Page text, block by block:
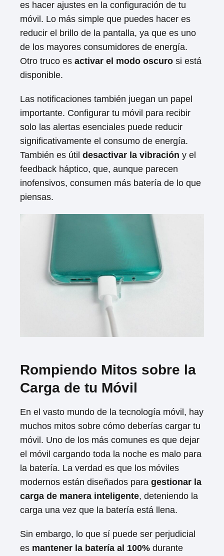
es hacer ajustes en la configuración de tu
móvil. Lo más simple que puedes hacer es
reducir el brillo de la pantalla, ya que es uno
de los mayores consumidores de energía.
Otro truco es activar el modo oscuro si está
disponible.
Las notificaciones también juegan un papel
importante. Configurar tu móvil para recibir
solo las alertas esenciales puede reducir
significativamente el consumo de energía.
También es útil desactivar la vibración y el
feedback háptico, que, aunque parecen
inofensivos, consumen más batería de lo que
piensas.
Rompiendo Mitos sobre la
Carga de tu Móvil
En el vasto mundo de la tecnología móvil, hay
muchos mitos sobre cómo deberías cargar tu
móvil. Uno de los más comunes es que dejar
el móvil cargando toda la noche es malo para
la batería. La verdad es que los móviles
modernos están diseñados para gestionar la
carga de manera inteligente, deteniendo la
carga una vez que la batería está llena.
Sin embargo, lo que sí puede ser perjudicial
es mantener la batería al 100% durante